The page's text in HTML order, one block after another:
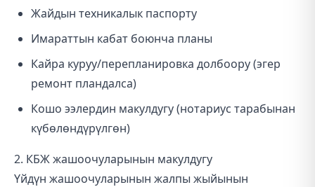
Жайдын техникалык паспорту
Имараттын кабат боюнча планы
Кайра куруу/перепланировка долбоору (эгер
ремонт пландалса)
Кошо ээлердин макулдугу (нотариус тарабынан
күбөлөндүрүлгөн)
2. КБЖ жашоочуларынын макулдугу
Үйдүн жашоочуларынын жалпы жыйынын